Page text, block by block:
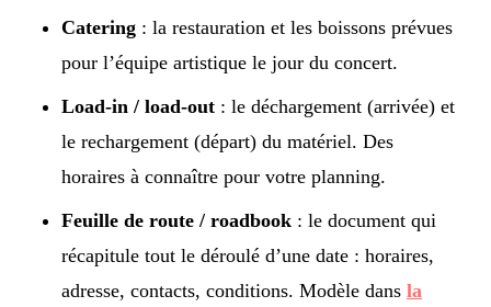
Catering : la restauration et les boissons prévues
pour l’équipe artistique le jour du concert.
Load-in / load-out : le déchargement (arrivée) et
le rechargement (départ) du matériel. Des
horaires à connaître pour votre planning.
Feuille de route / roadbook : le document qui
récapitule tout le déroulé d’une date : horaires,
adresse, contacts, conditions. Modèle dans la